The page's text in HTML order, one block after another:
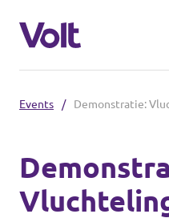
Andere
Volt Nederland
Volt Alkmaar
Standpunten
Events / Demonstratie: